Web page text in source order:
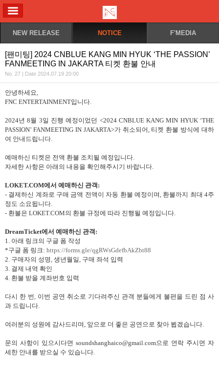
NEW RELEASE NOTICE F'MEDIA
[팬미팅] 2024 CNBLUE KANG MIN HYUK ‘THE PASSION’
FANMEETING IN JAKARTA 티켓 환불 안내
No. 27 | Date 2024.07.19 20:00
안녕하세요,
FNC ENTERTAINMENT입니다.
2024년8월 3일 진행 예정이었던 <2024 CNBLUE KANG MIN HYUK ‘THE
PASSION’ FANMEETING IN JAKARTA>가 취소되어, 티켓 환불 방식에 대하
여 안내드립니다.
예매하신 티켓은 전액 환불 조치될 예정입니다.
자세한 사항은 아래의 내용을 확인해주시기 바랍니다.
LOKET.COM에서 예매하신 관객 :
- 결제하신 계좌로 구매 금액 전액이 자동 환불 예정이며, 환불까지 최대4주
정도 소요됩니다.
- 환불은 LOKET.COM의 환불 규정에 따라 진행될 예정입니다.
DreamTicket에서 예매하신 관객 :
1. 아래 링크의 구글 폼 작성
*구글 폼 링크: https://forms.gle/qgRWsGdefbAkZbt88
2. 구매자의 성명, 생년월일, 구매 좌석 입력
3. 결제 내역 확인
4. 환불 받을 계좌번호 입력
다시 한 번, 이번 공연 취소로 기다려주신 관객 분들에게 불편을 드린 점 사
과 드립니다.
여러분의 성원에 감사드리며, 앞으로 더 좋은 공연으로 찾아 뵙겠습니다.
문의 사항이 있으시다면 soundshanghaico@gmail.com으로 연락 주시면 자
세한 안내를 받으실 수 있습니다.